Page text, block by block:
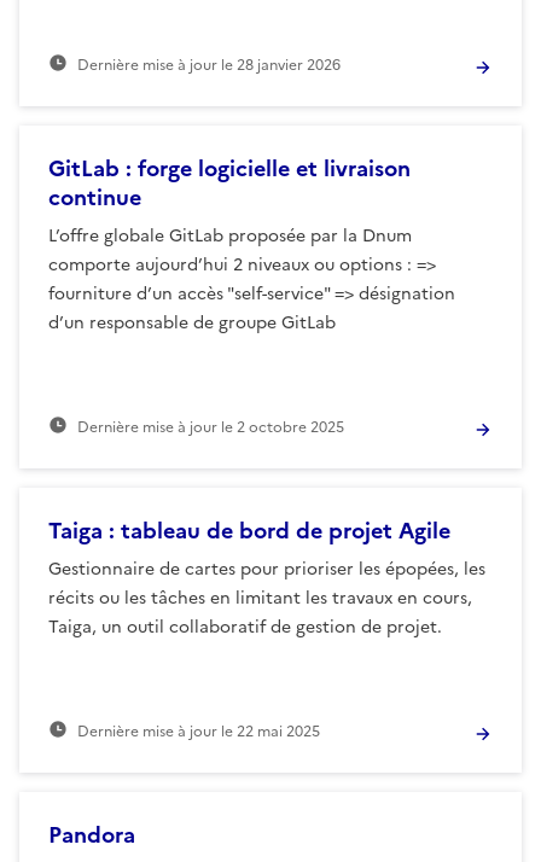
Dernière mise à jour le28 janvier 2026
GitLab : forge logicielle et livraison
continue
L’offre globale GitLab proposée par la Dnum
comporte aujourd’hui 2 niveaux ou options : =>
fourniture d’un accès "self-service" => désignation
d’un responsable de groupe GitLab
Dernière mise à jour le2 octobre 2025
Taiga : tableau de bord de projet Agile
Gestionnaire de cartes pour prioriser les épopées, les
récits ou les tâches en limitant les travaux en cours,
Taiga, un outil collaboratif de gestion de projet.
Dernière mise à jour le22 mai 2025
Pandora